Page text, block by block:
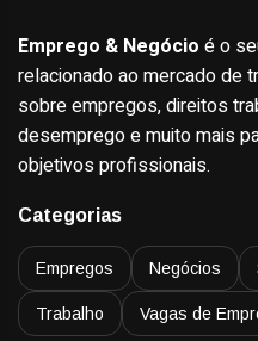
Emprego & Negócio é o
relacionado ao mercado de
sobre empregos, direitos
desemprego e muito mais
objetivos profissionais.
Categorias
Empregos Negócios
Trabalho Vagas de